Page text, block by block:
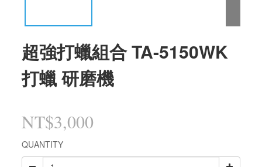
超強打蠟組合 TA-5150WK
打蠟 研磨機
NT$3,000
QUANTITY